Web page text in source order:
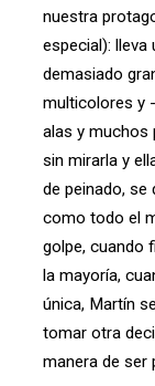
nuestra
especial):
demasiado
multicolores y
alas y muchos
sin mirarla y
de peinado, se
como todo el
golpe, cuando
la mayoría,
única, Martín
tomar otra
manera de ser